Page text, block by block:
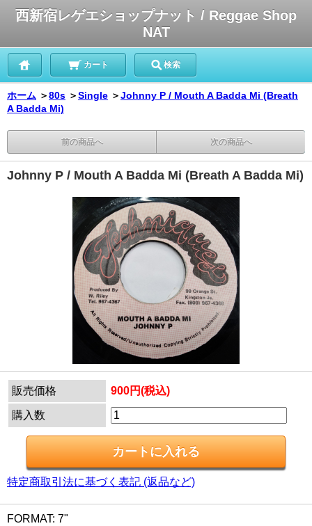
西新宿レゲエショップナット / Reggae Shop
NAT
カート 検索
ホーム ＞80s ＞Single ＞Johnny P / Mouth A Badda Mi (Breath
A Badda Mi)
前の商品へ 次の商品へ
Johnny P / Mouth A Badda Mi (Breath A Badda Mi)
販売価格 900円(税込)
購入数
特定商取引法に基づく表記 (返品など)
FORMAT: 7"